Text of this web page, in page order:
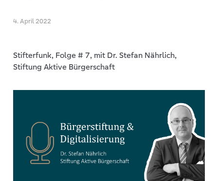
4. April 2022
Stifterfunk, Folge # 7, mit Dr. Stefan Nährlich,
Stiftung Aktive Bürgerschaft